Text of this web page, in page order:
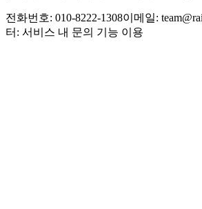
전화번호: 010-8222-1308이메일:
터: 서비스 내 문의 기능 이용